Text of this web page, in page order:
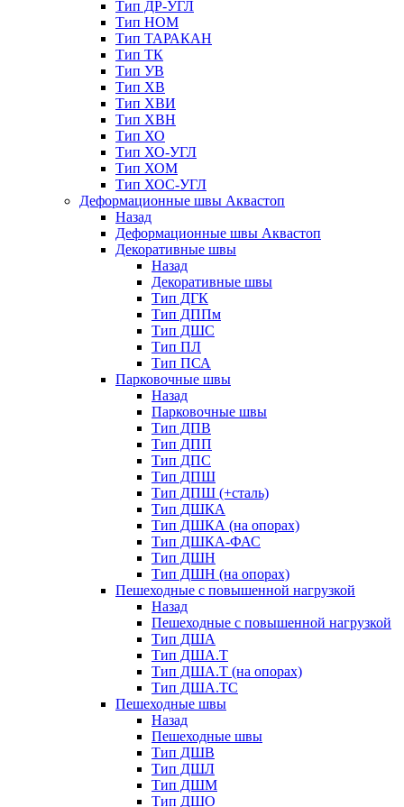
Тип ДР-УГЛ
Тип НОМ
Тип ТАРАКАН
Тип ТК
Тип УВ
Тип ХВ
Тип ХВИ
Тип ХВН
Тип ХО
Тип ХО-УГЛ
Тип ХОМ
Тип ХОС-УГЛ
Деформационные швы Аквастоп
Назад
Деформационные швы Аквастоп
Декоративные швы
Назад
Декоративные швы
Тип ДГК
Тип ДППм
Тип ДШС
Тип ПЛ
Тип ПСА
Парковочные швы
Назад
Парковочные швы
Тип ДПВ
Тип ДПП
Тип ДПС
Тип ДПШ
Тип ДПШ (+сталь)
Тип ДШКА
Тип ДШКА (на опорах)
Тип ДШКА-ФАС
Тип ДШН
Тип ДШН (на опорах)
Пешеходные с повышенной нагрузкой
Назад
Пешеходные с повышенной нагрузкой
Тип ДША
Тип ДША.Т
Тип ДША.Т (на опорах)
Тип ДША.ТС
Пешеходные швы
Назад
Пешеходные швы
Тип ДШВ
Тип ДШЛ
Тип ДШМ
Тип ДШО